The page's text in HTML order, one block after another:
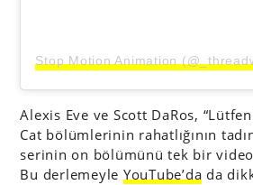
Alexis Eve ve Scott DaRos,
Cat bölümlerinin rahatlığının
serinin on bölümünü tek bir
Bu derlemeyle YouTube’da da